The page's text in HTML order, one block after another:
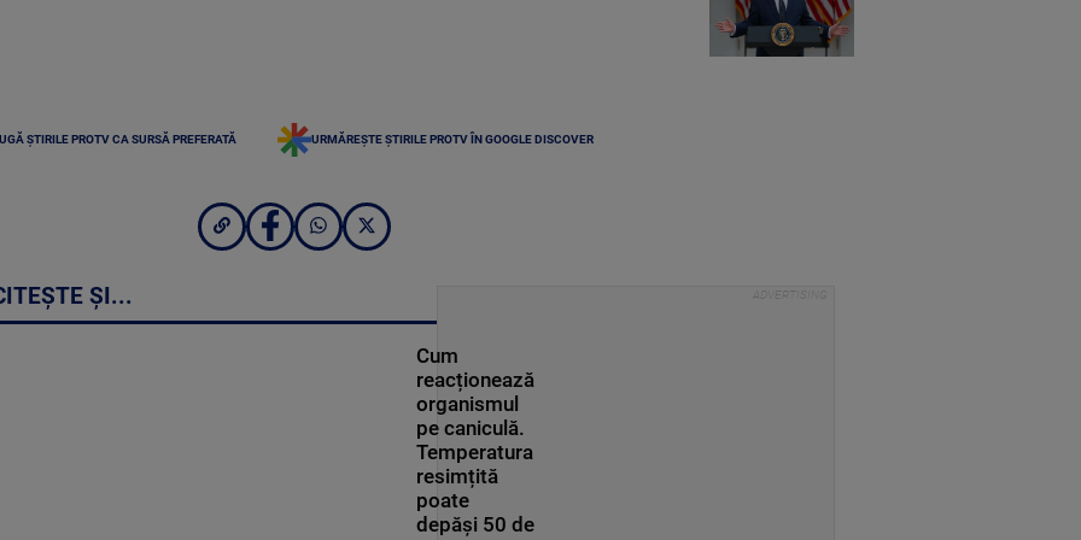
ȘTIRILE PROTV CA SURSĂ PREFERATĂ URMĂREȘTE ȘTIRILE PROTV ÎN GOOGLE DISCOVER
ȘI...
Cum
reacționează
organismul
pe caniculă.
Temperatura
resimțită
poate
depăși 50 de